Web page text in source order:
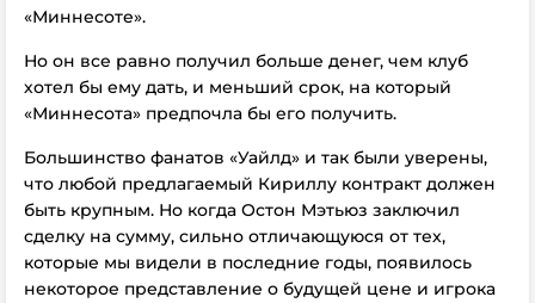
«Миннесоте».
Но он все равно получил больше денег, чем клуб
хотел бы ему дать, и меньший срок, на который
«Миннесота» предпочла бы его получить.
Большинство фанатов «Уайлд» и так были уверены,
что любой предлагаемый Кириллу контракт должен
быть крупным. Но когда Остон Мэтьюз заключил
сделку на сумму, сильно отличающуюся от тех,
которые мы видели в последние годы, появилось
некоторое представление о будущей цене и игрока